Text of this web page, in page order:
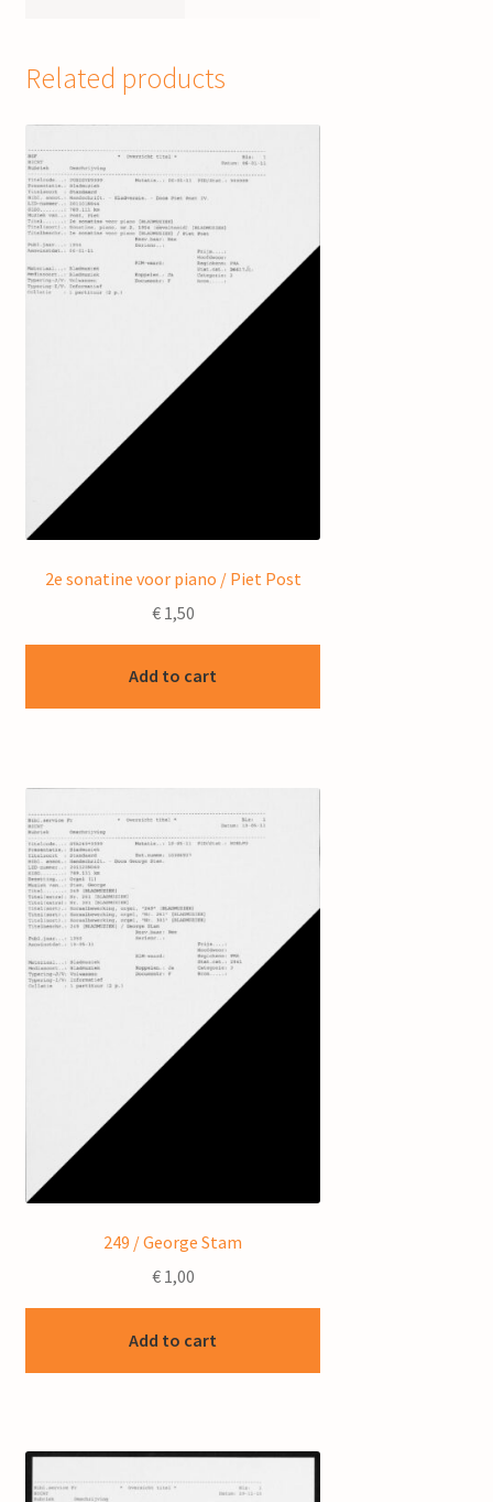
Related products
2e sonatine voor piano / Piet Post
€1,50
Add to cart
249 / George Stam
€1,00
Add to cart